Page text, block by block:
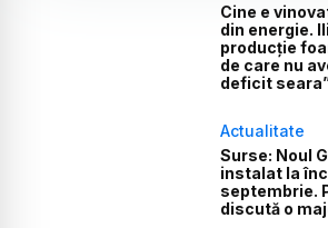
Cine e
din energie.
producție
de care nu
deficit
Actualitate
Surse: Noul
instalat la
septembrie.
discută o